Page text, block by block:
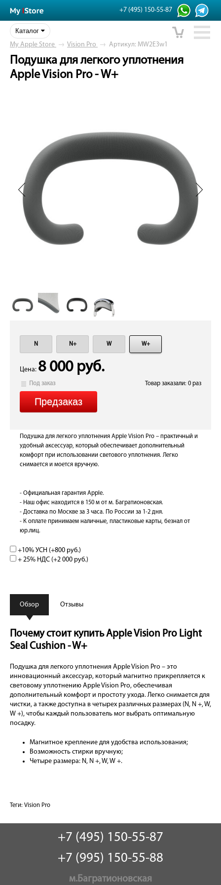
+7 (495) 150-55-87
Каталог
My Apple Store → Vision Pro → Артикул: MW2E3w1
Подушка для легкого уплотнения
Apple Vision Pro - W+
N N+ W W+
Цена: 8 000 руб.
Под заказ Товар заказали: 0 раз
Подушка для легкого уплотнения Apple Vision Pro – практичный и
удобный аксессуар, который обеспечивает дополнительный
комфорт при использовании светового уплотнения. Легко
снимается и моется вручную.
- Официальная гарантия Apple.
- Наш офис находится в 150 м от м. Багратионовская.
- Доставка по Москве за 3 часа. По России за 1-2 дня.
- К оплате принимаем наличные, пластиковые карты, безнал от
юр.лиц.
+10% УСН (+800 руб.)
+ 25% НДС (+2 000 руб.)
Обзор Отзывы
Почему стоит купить Apple Vision Pro Light
Seal Cushion - W+
Подушка для легкого уплотнения Apple Vision Pro – это
инновационный аксессуар, который магнитно прикрепляется к
световому уплотнению Apple Vision Pro, обеспечивая
дополнительный комфорт и простоту ухода. Легко снимается для
чистки, а также доступна в четырех различных размерах (N, N +, W,
W +), чтобы каждый пользователь мог выбрать оптимальную
посадку.
Магнитное крепление для удобства использования;
Возможность стирки вручную;
Четыре размера: N, N +, W, W +.
Теги: Vision Pro
+7 (495) 150-55-87
+7 (995) 150-55-88
м.Багратионовская